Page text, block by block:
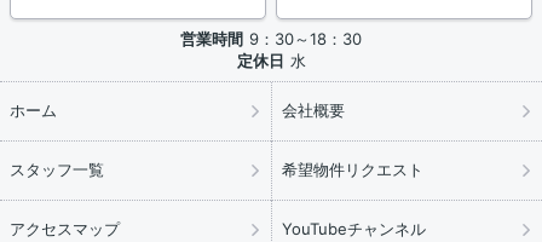
営業時間 9：30～18：30
定休日 水
ホーム 会社概要
スタッフ一覧 希望物件リクエスト
アクセスマップ YouTubeチャンネル